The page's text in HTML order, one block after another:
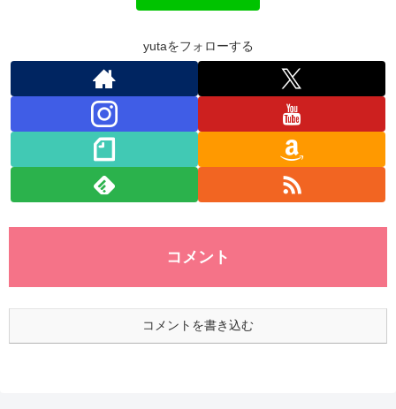
p
yutaをフォローする
コメント
コメントを書き込む